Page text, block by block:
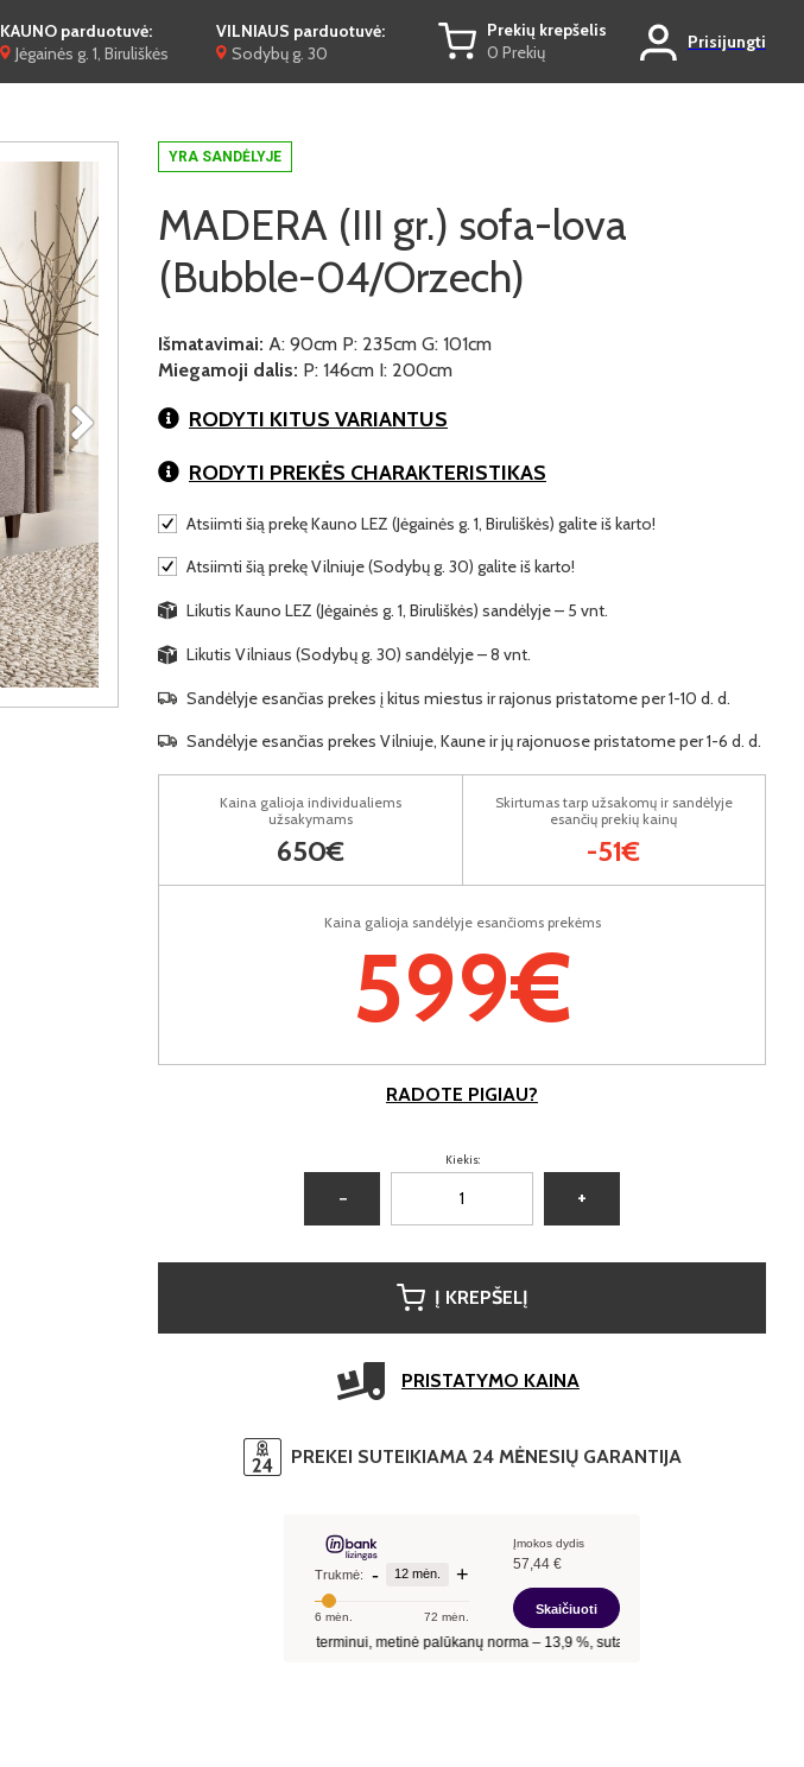
KAUNO parduotuvė:
Jėgainės g. 1, Biruliškės
VILNIAUS parduotuvė:
Sodybų g. 30
Prekių krepšelis
0 Prekių
Prisijungti
YRA SANDĖLYJE
MADERA (III gr.) sofa-lova
(Bubble-04/Orzech)
Išmatavimai: A: 90cm P: 235cm G: 101cm
Miegamoji dalis: P: 146cm I: 200cm
RODYTI KITUS VARIANTUS
RODYTI PREKĖS CHARAKTERISTIKAS
Atsiimti šią prekę Kauno LEZ (Jėgainės g. 1, Biruliškės) galite iš karto!
Atsiimti šią prekę Vilniuje (Sodybų g. 30) galite iš karto!
Likutis Kauno LEZ (Jėgainės g. 1, Biruliškės) sandėlyje – 5 vnt.
Likutis Vilniaus (Sodybų g. 30) sandėlyje – 8 vnt.
Sandėlyje esančias prekes į kitus miestus ir rajonus pristatome per 1-10 d. d.
Sandėlyje esančias prekes Vilniuje, Kaune ir jų rajonuose pristatome per 1-6 d. d.
Kaina galioja sandėlyje esančioms prekėms
599€
Kaina galioja individualiems
užsakymams
650€
Skirtumas tarp užsakomų ir sandėlyje
esančių prekių kainų
-51€
RADOTE PIGIAU?
Kiekis:
− +
Į KREPŠELĮ
PRISTATYMO KAINA
PREKEI SUTEIKIAMA 24 MĖNESIŲ GARANTIJA